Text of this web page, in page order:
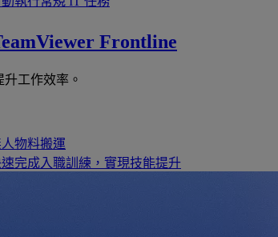
Frontline
工作效率。
物料搬運
完成入職訓練，實現技能提升